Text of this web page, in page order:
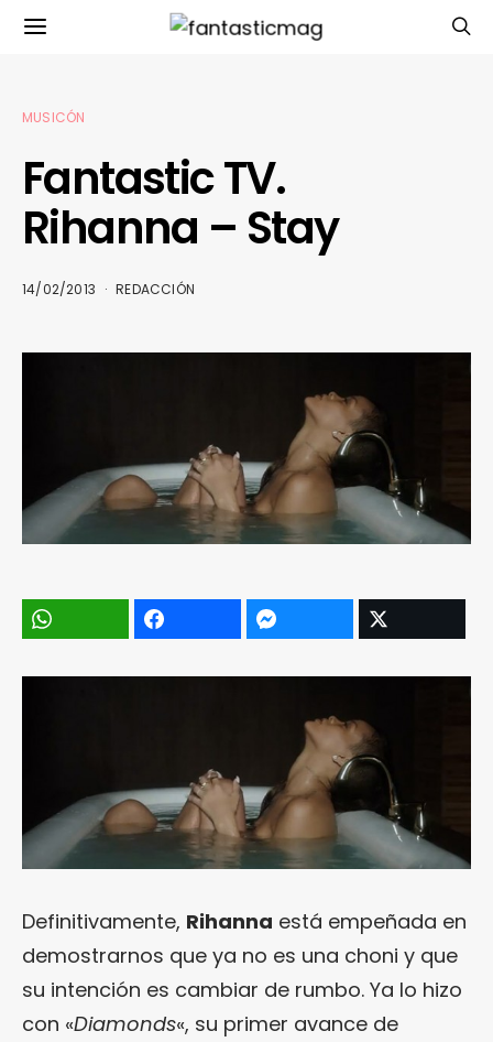
MUSICÓN
Fantastic TV.
Rihanna – Stay
14/02/2013 REDACCIÓN
Definitivamente, Rihanna está empeñada en
demostrarnos que ya no es una choni y que
su intención es cambiar de rumbo. Ya lo hizo
con «Diamonds«, su primer avance de